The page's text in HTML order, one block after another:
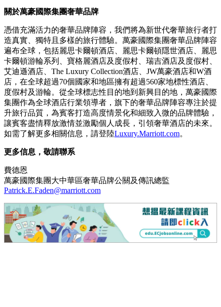
關於萬豪國際集團奢華品牌
憑借充滿活力的奢華品牌陣容，我們將為新世代奢華旅行者打
造真實、獨特且多樣的旅行體驗。萬豪國際集團奢華品牌陣容
遍布全球，包括麗思卡爾頓酒店、麗思卡爾頓隱世酒店、麗思
卡爾頓游輪系列、寶格麗酒店及度假村、瑞吉酒店及度假村、
艾迪遜酒店、The Luxury Collection酒店、JW萬豪酒店和W酒
店，在全球超過70個國家和地區擁有超過560家地標性酒店、
度假村及游輪。從全球標志性目的地到新興目的地，萬豪國際
集團作為全球酒店行業領導者，旗下的奢華品牌陣容專注於提
升旅行品質，為賓客打造高度情景化和細致入微的品牌體驗，
讓賓客盡情釋放激情並激勵個人成長，引領奢華酒店的未來。
如需了解更多相關信息，請登陸Luxury.Marriott.com。
更多信息，敬請聯系
費德恩
萬豪國際集團大中華區奢華品牌公關及傳訊總監
Patrick.E.Faden@marriott.com